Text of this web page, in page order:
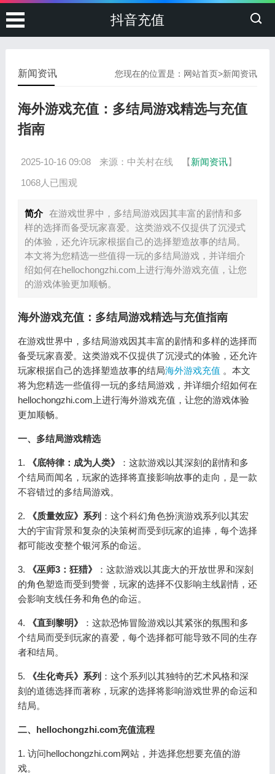
抖音充值
您现在的位置是： 网站首页>新闻资讯
新闻资讯
海外游戏充值：多结局游戏精选与充值
指南
2025-10-16 09:08 来源：中关村在线 【新闻资讯】
1068人已围观
简介 在游戏世界中，多结局游戏因其丰富的剧情和多
样的选择而备受玩家喜爱。这类游戏不仅提供了沉浸式
的体验，还允许玩家根据自己的选择塑造故事的结局。
本文将为您精选一些值得一玩的多结局游戏，并详细介
绍如何在hellochongzhi.com上进行海外游戏充值，让您
的游戏体验更加顺畅。
海外游戏充值：多结局游戏精选与充值指南
在游戏世界中，多结局游戏因其丰富的剧情和多样的选择而
备受玩家喜爱。这类游戏不仅提供了沉浸式的体验，还允许
玩家根据自己的选择塑造故事的结局海外游戏充值 。本文
将为您精选一些值得一玩的多结局游戏，并详细介绍如何在
hellochongzhi.com上进行海外游戏充值，让您的游戏体验
更加顺畅。
一、多结局游戏精选
1. 《底特律：成为人类》
：这款游戏以其深刻的剧情和多
个结局而闻名，玩家的选择将直接影响故事的走向，是一款
不容错过的多结局游戏。
2. 《质量效应》系列 ：这个科幻角色扮演游戏系列以其宏
大的宇宙背景和复杂的决策树而受到玩家的追捧，每个选择
都可能改变整个银河系的命运。
3. 《巫师3：狂猎》
：这款游戏以其庞大的开放世界和深刻
的角色塑造而受到赞誉，玩家的选择不仅影响主线剧情，还
会影响支线任务和角色的命运。
4. 《直到黎明》
：这款恐怖冒险游戏以其紧张的氛围和多
个结局而受到玩家的喜爱，每个选择都可能导致不同的生存
者和结局。
5. 《生化奇兵》系列 ：这个系列以其独特的艺术风格和深
刻的道德选择而著称，玩家的选择将影响游戏世界的命运和
结局。
二、hellochongzhi.com充值流程
1. 访问hellochongzhi.com网站，并选择您想要充值的游
戏。